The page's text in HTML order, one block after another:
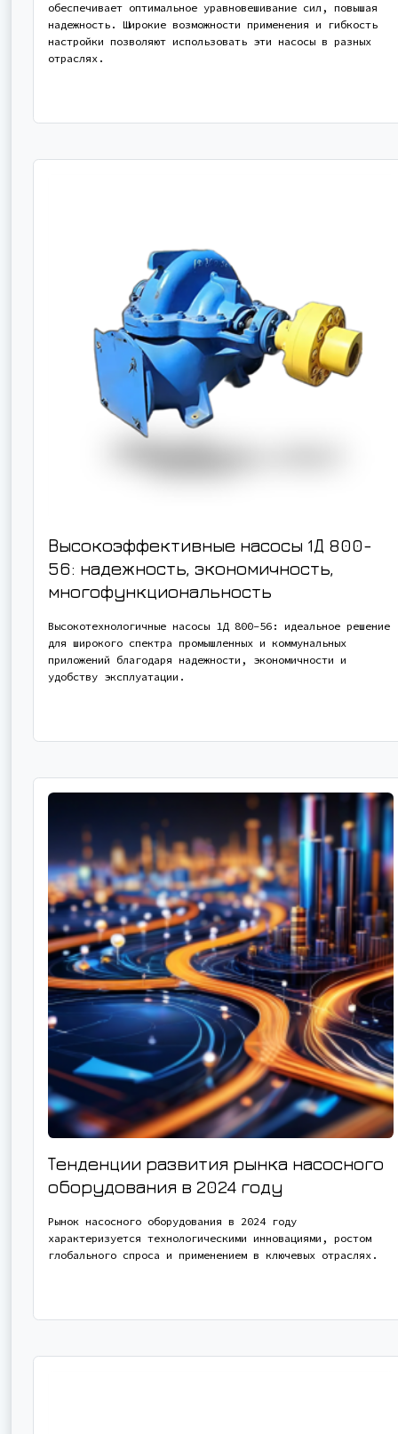
обеспечивает оптимальное уравновешивание сил, повышая
надежность. Широкие возможности применения и гибкость
настройки позволяют использовать эти насосы в разных
отраслях.
Высокоэффективные насосы 1Д 800-
56: надежность, экономичность,
многофункциональность
Высокотехнологичные насосы 1Д 800-56: идеальное решение
для широкого спектра промышленных и коммунальных
приложений благодаря надежности, экономичности и
удобству эксплуатации.
Тенденции развития рынка насосного
оборудования в 2024 году
Рынок насосного оборудования в 2024 году
характеризуется технологическими инновациями, ростом
глобального спроса и применением в ключевых отраслях.